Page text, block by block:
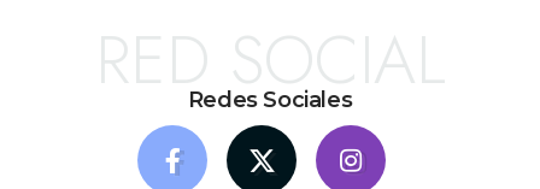
Redes Sociales
RED SOCIAL